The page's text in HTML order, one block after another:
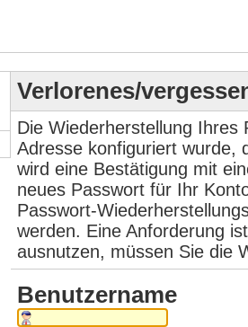
Verlorenes/
Die Wiederherstellung
Adresse konfiguriert wurde,
wird eine Bestätigung mit
neues Passwort für Ihr
Passwort-
werden. Eine Anforderung
ausnutzen, müssen Sie die
Benutzername